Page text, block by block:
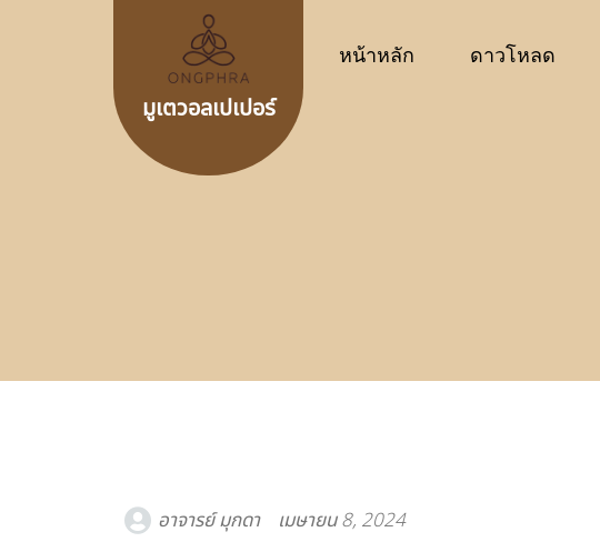
มูเตวอลเปเปอร์
หน้าหลัก ดาวโหลด
อาจารย์ มุกดา เมษายน 8, 2024